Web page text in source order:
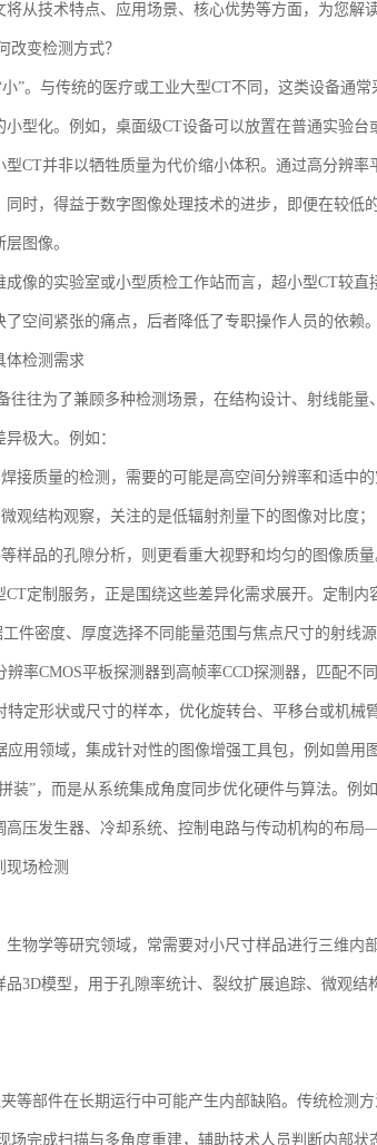
从技术特点、应用场景、核心优势等方面，为您解
改变检测方式？
”。与传统的医疗或工业大型CT不同，这类设备通
型化。例如，桌面级CT设备可以放置在普通实验
型CT并非以牺牲质量为代价缩小体积。通过高分辨
同时，得益于数字图像处理技术的进步，即便在较
图像。
成像的实验室或小型质检工作站而言，超小型CT较
空间紧张的痛点，后者降低了专职操作人员的依赖。
体检测需求
往往为了兼顾多种检测场景，在结构设计、射线能
极大。例如：
接质量的检测，需要的可能是高空间分辨率和适中的
观结构观察，关注的是低辐射剂量下的图像对比度；
样品的孔隙分析，则更看重大视野和均匀的图像质量
定制服务，正是围绕这些差异化需求展开。定制内
工件密度、厚度选择不同能量范围与焦点尺寸的射线
辨率CMOS平板探测器到高帧率CCD探测器，匹配不
特定形状或尺寸的样本，优化旋转台、平移台或机械
应用领域，集成针对性的图像增强工具包，例如兽用
装”，而是从系统集成角度同步优化硬件与算法。例
高压发生器、冷却系统、控制电路与传动机构的布
现场检测
生物学等研究领域，常需要对小尺寸样品进行三维内
3D模型，用于孔隙率统计、裂纹扩展追踪、微观
等部件在长期运行中可能产生内部缺陷。传统检测
场完成扫描与多角度重建，辅助技术人员判断内部